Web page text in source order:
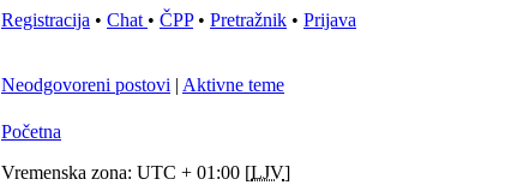
Registracija • Chat • ČPP• Pretražnik • Prijava
Neodgovoreni postovi | Aktivne teme
Početna
Vremenska zona: UTC + 01:00 [LJV]